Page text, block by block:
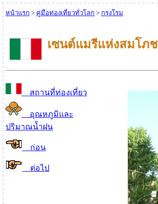
หน้าแรก > คู่มือท่องเที่ยวทั่วโลก > กรุงโรม
เซนต์แมรีแห่งสมโภช
สถานที่ท่องเที่ยว
อุณหภูมิและ
ปริมาณน้ำฝน
ก่อน
ต่อไป